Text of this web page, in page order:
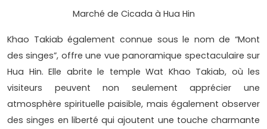
Marché de Cicada à Hua Hin
Khao Takiab également connue sous le nom de “Mont
des singes”, offre une vue panoramique spectaculaire sur
Hua Hin. Elle abrite le temple Wat Khao Takiab, où les
visiteurs peuvent non seulement apprécier une
atmosphère spirituelle paisible, mais également observer
des singes en liberté qui ajoutent une touche charmante